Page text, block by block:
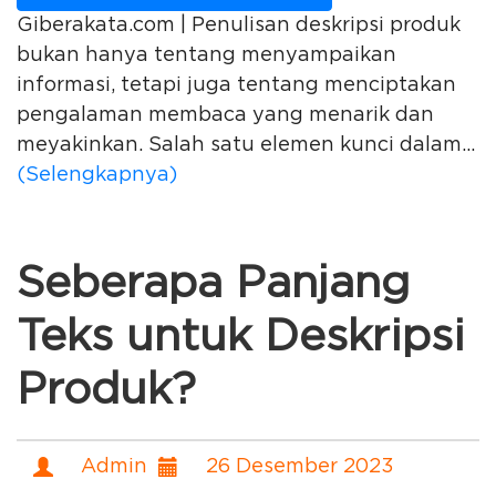
Giberakata.com | Penulisan deskripsi produk
bukan hanya tentang menyampaikan
informasi, tetapi juga tentang menciptakan
pengalaman membaca yang menarik dan
meyakinkan. Salah satu elemen kunci dalam...
(Selengkapnya)
Seberapa Panjang
Teks untuk Deskripsi
Produk?
Admin 26 Desember 2023